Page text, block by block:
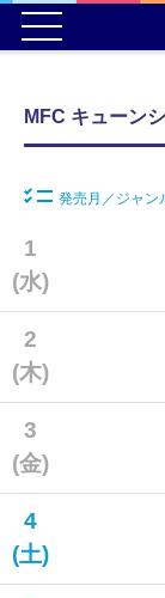
MFC キューン
発売月／ジャン
1
(水)
2
(木)
3
(金)
4
(土)